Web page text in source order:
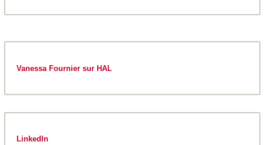
Vanessa Fournier sur HAL
LinkedIn